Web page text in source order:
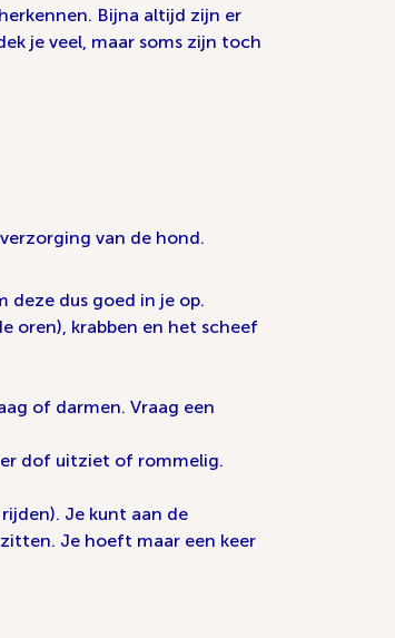
Bijna altijd zijn er
je veel, maar soms zijn toch
van de hond.
deze dus goed in je op.
oren), krabben en het scheef
of darmen. Vraag een
dof uitziet of rommelig.
Je kunt aan de
Je hoeft maar een keer